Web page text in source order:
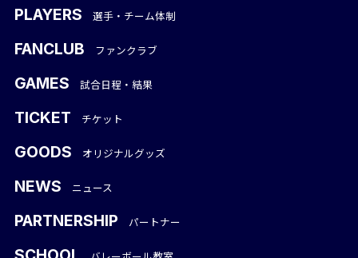
PLAYERS 選手・チーム体制
FANCLUB ファンクラブ
GAMES 試合日程・結果
TICKET チケット
GOODS オリジナルグッズ
NEWS ニュース
PARTNERSHIP パートナー